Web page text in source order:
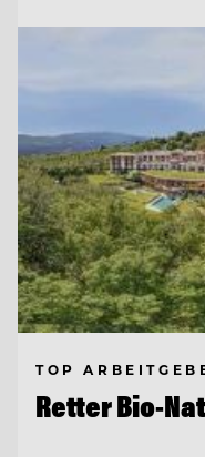
TOP
Retter Bio-